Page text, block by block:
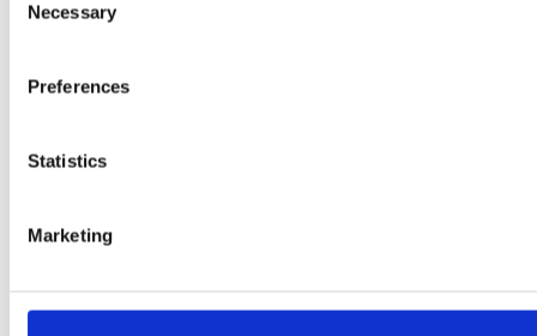
Selection
Necessary
Preferences
Statistics
Marketing